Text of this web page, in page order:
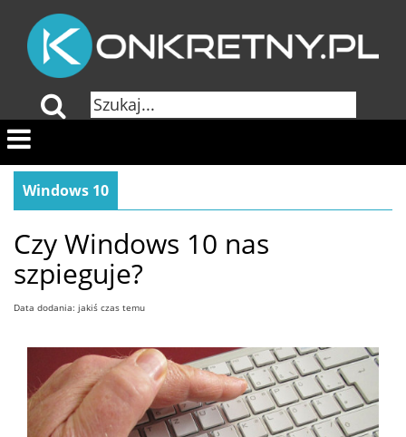
Windows 10
Czy Windows 10 nas
szpieguje?
Data dodania: jakiś czas temu